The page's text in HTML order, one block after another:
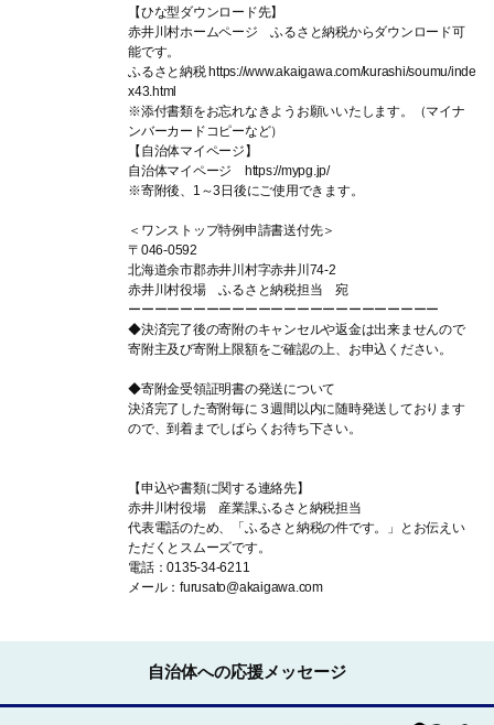
【ひな型ダウンロード先】
赤井川村ホームページ ふるさと納税からダウンロード可
能です。
ふるさと納税 https://www.akaigawa.com/kurashi/soumu/inde
x43.html
※添付書類をお忘れなきようお願いいたします。（マイナ
ンバーカードコピーなど）
【自治体マイページ】
自治体マイページ https://mypg.jp/
※寄附後、1～3日後にご使用できます。
＜ワンストップ特例申請書送付先＞
〒046-0592
北海道余市郡赤井川村字赤井川74-2
赤井川村役場 ふるさと納税担当 宛
ーーーーーーーーーーーーーーーーーーーーーーーー
◆決済完了後の寄附のキャンセルや返金は出来ませんので
寄附主及び寄附上限額をご確認の上、お申込ください。
◆寄附金受領証明書の発送について
決済完了した寄附毎に３週間以内に随時発送しております
ので、到着までしばらくお待ち下さい。
【申込や書類に関する連絡先】
赤井川村役場 産業課ふるさと納税担当
代表電話のため、「ふるさと納税の件です。」とお伝えい
ただくとスムーズです。
電話：0135-34-6211
メール：furusato@akaigawa.com
自治体への応援メッセージ